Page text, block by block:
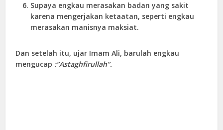
Supaya engkau merasakan badan yang sakit
karena mengerjakan ketaatan, seperti engkau
merasakan manisnya maksiat.
Dan setelah itu, ujar Imam Ali, barulah engkau
mengucap :”Astaghfirullah”.